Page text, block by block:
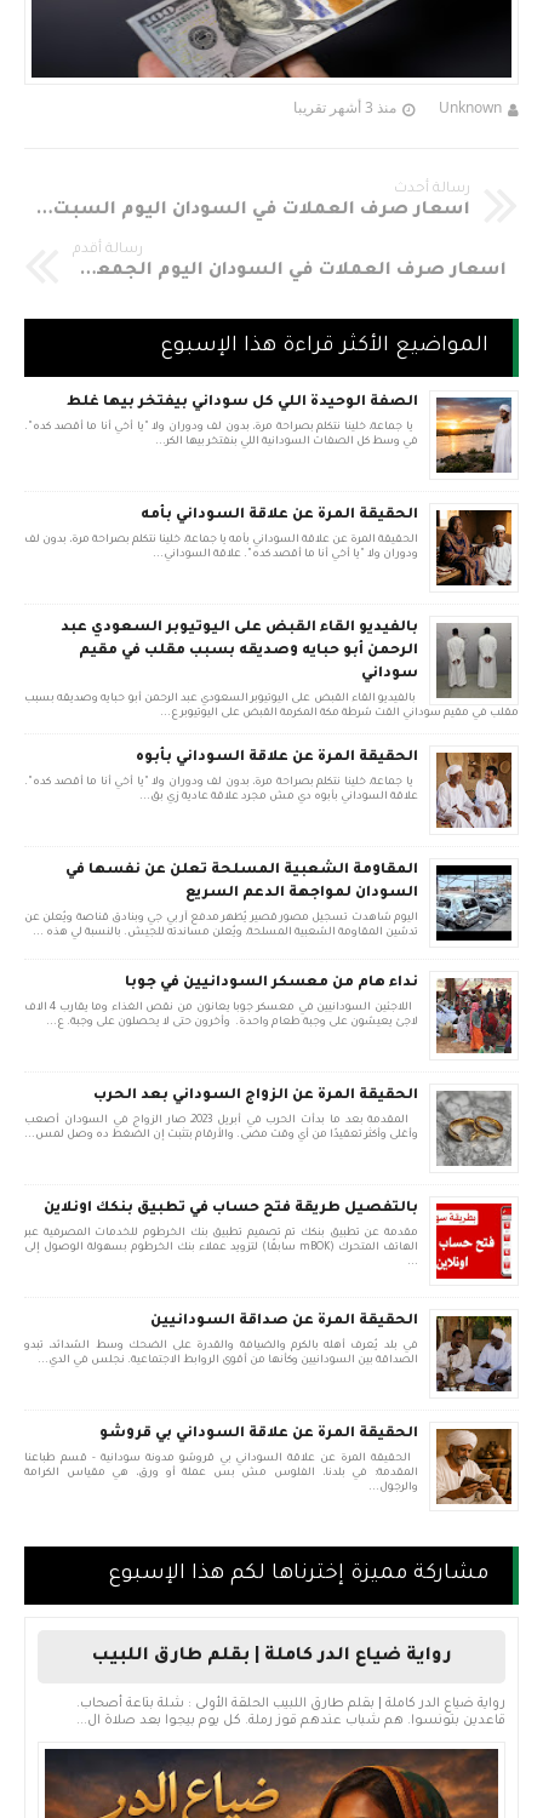
Unknown منذ 3 أشهر تقريبا
رسالة أحدث
أسعار صرف العملات في السودان اليوم السبت 23-9-2017 في السوق الموازي مقابل الجنيه السوداني
رسالة أقدم
أسعار صرف العملات في السودان اليوم الجمعه 22-9-2017 في السوق الموازي مقابل الجنيه السوداني السودان اليوم أسعار صرف العملات الأجنبيه والعربيه مقابل الجنيه السوداني (السوق الموازي - السوق الحره ) ( Khartoum - Sudan ) Currency Exchange Rates in Sudan مؤشر مدونة سودانيه 23 لأسعار العملات لليوم الجمعه الموافق 22 سبتمبر 2017م
المواضيع الأكثر قراءة هذا الإسبوع
الصفة الوحيدة اللي كل سوداني بيفتخر بيها غلط
يا جماعة، خلينا نتكلم بصراحة مرة، بدون لف ودوران ولا "يا أخي أنا ما أقصد كده".
في وسط كل الصفات السودانية اللي بنفتخر بيها الكر...
الحقيقة المرة عن علاقة السوداني بأمه
الحقيقة المرة عن علاقة السوداني بأمه يا جماعة، خلينا نتكلم بصراحة مرة، بدون لف
ودوران ولا "يا أخي أنا ما أقصد كده". علاقة السوداني...
بالفيديو القاء القبض على اليوتيوبر السعودي عبد
الرحمن أبو حبايه وصديقه بسبب مقلب في مقيم
سوداني
بالفيديو القاء القبض على اليوتيوبر السعودي عبد الرحمن أبو حبايه وصديقه بسبب
مقلب في مقيم سوداني القت شرطة مكة المكرمة القبض على اليوتيوبر ع...
الحقيقة المرة عن علاقة السوداني بأبوه
يا جماعة، خلينا نتكلم بصراحة مرة، بدون لف ودوران ولا "يا أخي أنا ما أقصد كده".
علاقة السوداني بأبوه دي مش مجرد علاقة عادية زي بق...
المقاومة الشعبية المسلحة تعلن عن نفسها في
السودان لمواجهة الدعم السريع
اليوم شاهدت تسجيل مصور قصير يُظهر مدفع آر بي جي وبنادق قناصة ويُعلن عن
تدشين المقاومة الشعبية المسلحة، ويُعلن مساندته للجيش. بالنسبة لي هذه ...
نداء هام من معسكر السودانيين في جوبا
اللاجئين السودانيين في معسكر جوبا يعانون من نقص الغذاء وما يقارب 4 الاف
لاجئ يعيشون على وجبة طعام واحدة. وأخرون حتى لا يحصلون على وجبة. ع...
الحقيقة المرة عن الزواج السوداني بعد الحرب
المقدمة بعد ما بدأت الحرب في أبريل 2023، صار الزواج في السودان أصعب
وأغلى وأكثر تعقيدًا من أي وقت مضى. والأرقام بتثبت إن الضغط ده وصل لمس...
بالتفصيل طريقة فتح حساب في تطبيق بنكك اونلاين
مقدمة عن تطبيق بنكك تم تصميم تطبيق بنك الخرطوم للخدمات المصرفية عبر
الهاتف المتحرك (mBOK سابقًا) لتزويد عملاء بنك الخرطوم بسهولة الوصول إلى
...
الحقيقة المرة عن صداقة السودانيين
في بلد يُعرف أهله بالكرم والضيافة والقدرة على الضحك وسط الشدائد، تبدو
الصداقة بين السودانيين وكأنها من أقوى الروابط الاجتماعية. نجلس في الدي...
الحقيقة المرة عن علاقة السوداني بي قروشو
الحقيقة المرة عن علاقة السوداني بي قروشو مدونة سودانية - قسم طباعنا
المقدمة: في بلدنا، الفلوس مش بس عملة أو ورق، هي مقياس الكرامة
والرجول...
مشاركة مميزة إخترناها لكم هذا الإسبوع
رواية ضياع الدر كاملة | بقلم طارق اللبيب
رواية ضياع الدر كاملة | بقلم طارق اللبيب الحلقة الأولى : شلة بتاعة أصحاب.
قاعدين بتونسوا. هم شباب عندهم قوز رملة. كل يوم بيجوا بعد صلاة ال...